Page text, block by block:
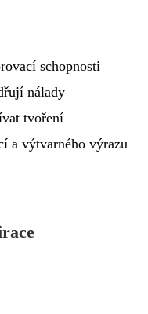
schopnosti
nálady
tvoření
a výtvarného výrazu